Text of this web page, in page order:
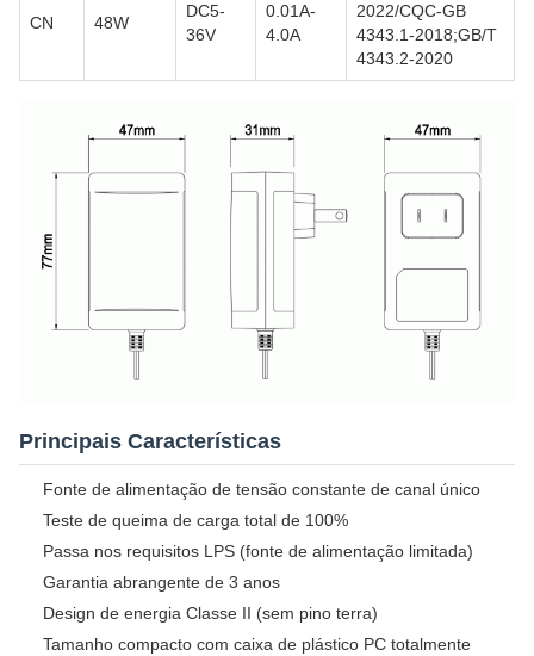
CN 48W
DC5-
36V
0.01A-
4.0A
2022/CQC-GB
4343.1-2018;GB/T
4343.2-2020
Principais Características
Fonte de alimentação de tensão constante de canal único
Teste de queima de carga total de 100%
Passa nos requisitos LPS (fonte de alimentação limitada)
Garantia abrangente de 3 anos
Design de energia Classe II (sem pino terra)
Tamanho compacto com caixa de plástico PC totalmente